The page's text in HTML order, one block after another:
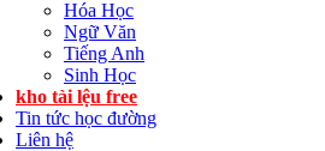
Hóa Học
Ngữ Văn
Tiếng Anh
Sinh Học
kho tài lệu free
Tin tức học đường
Liên hệ